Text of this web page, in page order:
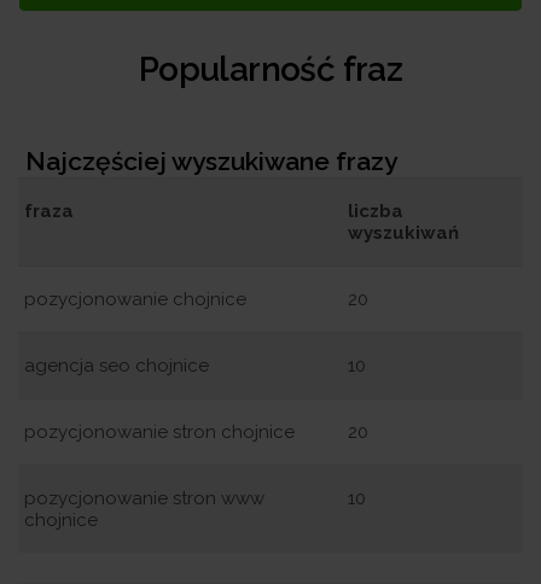
Popularność fraz
Najczęściej wyszukiwane frazy
fraza
liczba
wyszukiwań
pozycjonowanie chojnice 20
agencja seo chojnice 10
pozycjonowanie stron chojnice 20
pozycjonowanie stron www
chojnice
10